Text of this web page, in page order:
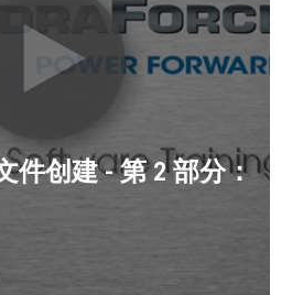
文件创建 - 第 2 部分：